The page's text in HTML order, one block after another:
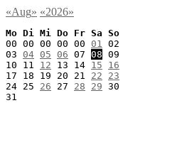
«Aug» «2026»
Mo Di Mi Do Fr Sa So
00 00 00 00 00 01 02
03 04 05 06 07 08 09
10 11 12 13 14 15
16
17 18 19 20 21 22
23
24 25 26 27 28 29 30
31